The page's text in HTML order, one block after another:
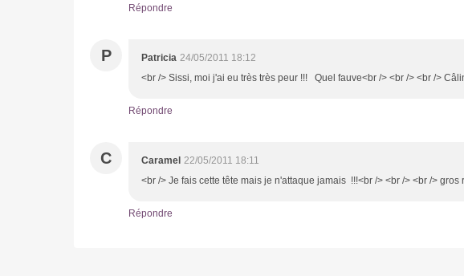
Répondre
P Patricia 24/05/2011 18:12
<br /> Sissi, moi j'ai eu très très peur !!! Quel fauve<br /> <br /> <br />
Répondre
C Caramel 22/05/2011 18:11
<br /> Je fais cette tête mais je n'attaque jamais !!!<br /> <br /> <br /> gros
Répondre